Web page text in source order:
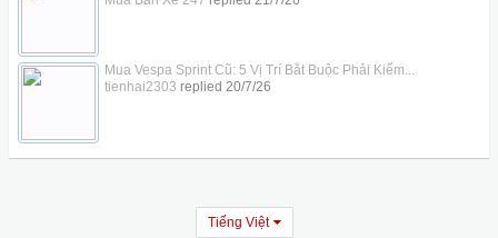
Mua Vespa Sprint Cũ: 5 Vị Trí Bắt Buộc Phải Kiểm...
tienhai2303 replied 20/7/26
Tiếng Việt